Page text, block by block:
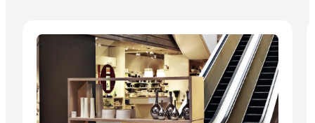
Activities